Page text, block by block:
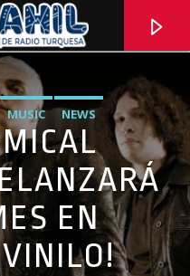
MUSIC NEWS
EN
VINILO!